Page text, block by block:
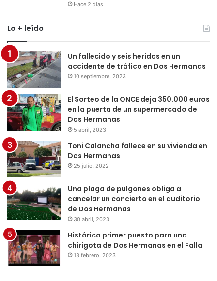
Hace 2 días
Lo + leído
Un fallecido y seis heridos en un
accidente de tráfico en Dos Hermanas
10 septiembre, 2023
El Sorteo de la ONCE deja 350.000 euros
en la puerta de un supermercado de
Dos Hermanas
5 abril, 2023
Toni Calancha fallece en su vivienda en
Dos Hermanas
25 julio, 2022
Una plaga de pulgones obliga a
cancelar un concierto en el auditorio
de Dos Hermanas
30 abril, 2023
Histórico primer puesto para una
chirigota de Dos Hermanas en el Falla
13 febrero, 2023